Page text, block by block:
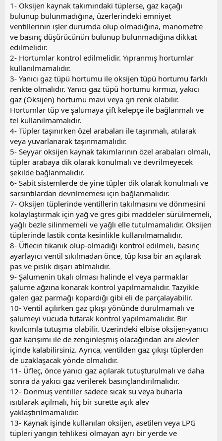
1- Oksijen kaynak takımındaki tüplerse, gaz kaçağı
bulunup bulunmadığına, üzerlerindeki emniyet
ventillerinin işler durumda olup olmadığına, manometre
ve basınç düşürücünün bulunup bulunmadığına dikkat
edilmelidir.
2- Hortumlar kontrol edilmelidir. Yıpranmış hortumlar
kullanılmamalıdır.
3- Yanıcı gaz tüpü hortumu ile oksijen tüpü hortumu farklı
renkte olmalıdır. Yanıcı gaz tüpü hortumu kırmızı, yakıcı
gaz (Oksijen) hortumu mavi veya gri renk olabilir.
Hortumlar tüp ve şalumaya çift kelepçe ile bağlanmalı ve
tel kullanılmamalıdır.
4- Tüpler taşınırken özel arabaları ile taşınmalı, atılarak
veya yuvarlanarak taşınmamalıdır.
5- Seyyar oksijen kaynak takımlarının özel arabaları olmalı,
tüpler arabaya dik olarak konulmalı ve devrilmeyecek
şekilde bağlanmalıdır.
6- Sabit sistemlerde de yine tüpler dik olarak konulmalı ve
sarsıntılardan devrilmemesi için bağlanmalıdır.
7- Oksijen tüplerinde ventillerin takılmasını ve dönmesini
kolaylaştırmak için yağ ve gres gibi maddeler sürülmemeli,
yağlı bezle silinmemeli ve yağlı elle tutulmamalıdır. Oksijen
tüplerinde lastik conta kesinlikle kullanılmamalıdır.
8- Üflecin tıkanık olup-olmadığı kontrol edilmeli, basınç
ayarlayıcı ventil sıkılmadan önce, tüp kısa bir an açılarak
pas ve pislik dışarı atılmalıdır.
9- Şalumenin tıkalı olması halinde el veya parmaklar
şalume ağzına konarak kontrol yapılmamalıdır. Tazyikle
galen gaz parmağı kopardığı gibi eli de parçalayabilir.
10- Ventil açılırken gaz çıkışı yönünde durulmamalı ve
şalumeyi vücuda tutarak kontrol yapılmamalıdır. Bir
kıvılcımla tutuşma olabilir. Üzerindeki elbise oksijen-yanıcı
gaz karışımı ile de zenginleşmiş olacağından ani alevler
içinde kalabilirsiniz. Ayrıca, ventilden gaz çıkışı tüplerden
de uzaklaşacak yönde olmalıdır.
11- Üfleç, önce yanıcı gaz açılarak tutuşturulmalı ve daha
sonra da yakıcı gaz verilerek basınçlandırılmalıdır.
12- Donmuş ventiller sadece sıcak su veya buharla
ısıtılarak açılmalı, hiç bir surette açık alev
yaklaştırılmamalıdır.
13- Kaynak işinde kullanılan oksijen, asetilen veya LPG
tüpleri yangın tehlikesi olmayan ayrı bir yerde ve